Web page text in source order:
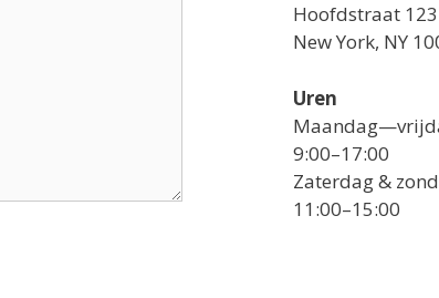
Hoofdstraat 123
New York, NY
Uren
9:00–17:00
Zaterdag &
11:00–15:00